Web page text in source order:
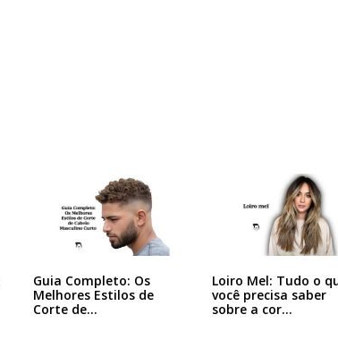
Guia Completo: Os
Melhores Estilos de
Corte de…
Loiro Mel: Tudo o
você precisa saber
sobre a cor…